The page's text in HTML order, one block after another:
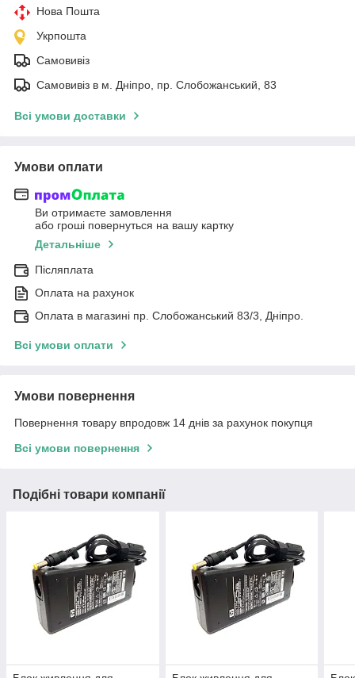
Нова Пошта
Укрпошта
Самовивіз
Самовивіз в м. Дніпро, пр. Слобожанський, 83
Всі умови доставки
Умови оплати
Ви отримаєте замовлення
або гроші повернуться на вашу картку
Детальніше
Післяплата
Оплата на рахунок
Оплата в магазині пр. Слобожанський 83/3, Дніпро.
Всі умови оплати
Умови повернення
Повернення товару впродовж 14 днів за рахунок покупця
Всі умови повернення
Подібні товари компанії